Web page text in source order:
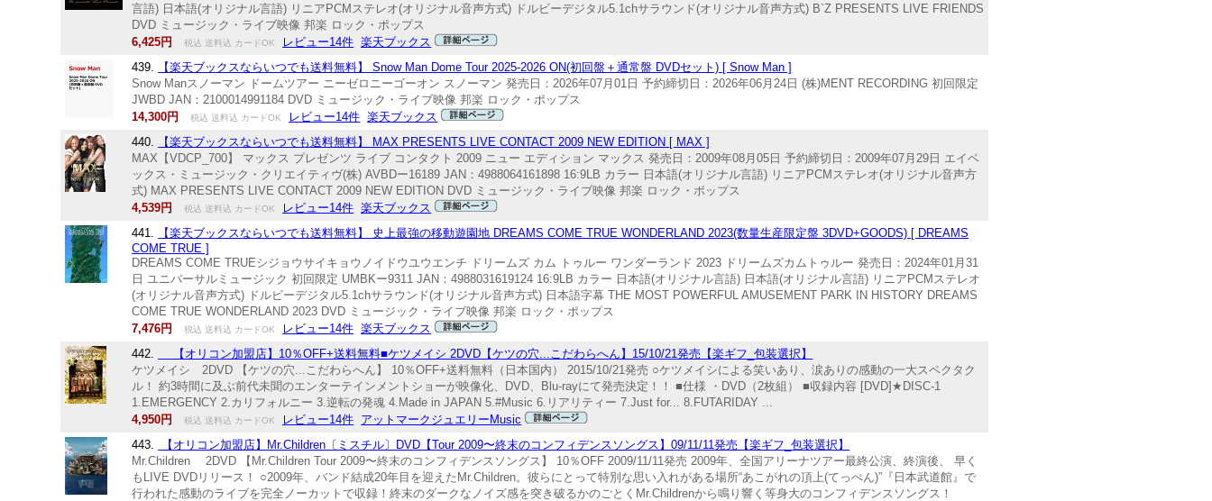
言語) 日本語(オリジナル言語) リニアPCMステレオ(オリジナル音声方式) ドルビーデジタル5.1chサラウンド(オリジナル音声方式) B`Z PRESENTS LIVE FRIENDS
DVD ミュージック・ライブ映像 邦楽 ロック・ポップス
6,425円
税込 送料込 カードOK レビュー14件 楽天ブックス
439.
【楽天ブックスならいつでも送料無料】 Snow Man Dome Tour 2025-2026 ON(初回盤＋通常盤 DVDセット) [ Snow Man ]
Snow Manスノーマン ドームツアー ニーゼロニーゴーオン スノーマン 発売日：2026年07月01日 予約締切日：2026年06月24日 (株)MENT RECORDING 初回限定
JWBD JAN：2100014991184 DVD ミュージック・ライブ映像 邦楽 ロック・ポップス
14,300円
税込 送料込 カードOK レビュー14件 楽天ブックス
440.
【楽天ブックスならいつでも送料無料】 MAX PRESENTS LIVE CONTACT 2009 NEW EDITION [ MAX ]
MAX【VDCP_700】 マックス プレゼンツ ライブ コンタクト 2009 ニュー エディション マックス 発売日：2009年08月05日 予約締切日：2009年07月29日 エイベ
ックス・ミュージック・クリエイティヴ(株) AVBDー16189 JAN：4988064161898 16:9LB カラー 日本語(オリジナル言語) リニアPCMステレオ(オリジナル音声方
式) MAX PRESENTS LIVE CONTACT 2009 NEW EDITION DVD ミュージック・ライブ映像 邦楽 ロック・ポップス
4,539円
税込 送料込 カードOK レビュー14件 楽天ブックス
441.
【楽天ブックスならいつでも送料無料】 史上最強の移動遊園地 DREAMS COME TRUE WONDERLAND 2023(数量生産限定盤 3DVD+GOODS) [ DREAMS
COME TRUE ]
DREAMS COME TRUEシジョウサイキョウノイドウユウエンチ ドリームズ カム トゥルー ワンダーランド 2023 ドリームズカムトゥルー 発売日：2024年01月31
日 ユニバーサルミュージック 初回限定 UMBKー9311 JAN：4988031619124 16:9LB カラー 日本語(オリジナル言語) 日本語(オリジナル言語) リニアPCMステレオ
(オリジナル音声方式) ドルビーデジタル5.1chサラウンド(オリジナル音声方式) 日本語字幕 THE MOST POWERFUL AMUSEMENT PARK IN HISTORY DREAMS
COME TRUE WONDERLAND 2023 DVD ミュージック・ライブ映像 邦楽 ロック・ポップス
7,476円
税込 送料込 カードOK レビュー14件 楽天ブックス
442.
【オリコン加盟店】10％OFF+送料無料■ケツメイシ 2DVD【ケツの穴...こだわらへん】15/10/21発売【楽ギフ_包装選択】
ケツメイシ 2DVD 【ケツの穴...こだわらへん】 10％OFF+送料無料（日本国内） 2015/10/21発売 ○ケツメイシによる笑いあり、涙ありの感動の一大スペクタク
ル！ 約3時間に及ぶ前代未聞のエンターテインメントショーが映像化、DVD、Blu-rayにて発売決定！！ ■仕様 ・DVD（2枚組） ■収録内容 [DVD]★DISC-1
1.EMERGENCY 2.カリフォルニー 3.逆転の発魂 4.Made in JAPAN 5.#Music 6.リアリティー 7.Just for... 8.FUTARIDAY ...
4,950円
税込 送料込 カードOK レビュー14件 アットマークジュエリーMusic
443.
【オリコン加盟店】Mr.Children〔ミスチル〕DVD【Tour 2009〜終末のコンフィデンスソングス】09/11/11発売【楽ギフ_包装選択】
Mr.Children 2DVD 【Mr.Children Tour 2009〜終末のコンフィデンスソングス】 10％OFF 2009/11/11発売 2009年、全国アリーナツアー最終公演、終演後、 早く
もLIVE DVDリリース！ ○2009年、バンド結成20年目を迎えたMr.Children。彼らにとって特別な思い入れがある場所“あこがれの頂上(てっぺん)”『日本武道館』で
行われた感動のライブを完全ノーカットで収録！終末のダークなノイズ感を突き破るかのごとくMr.Childrenから鳴り響く等身大のコンフィデンスソングス！